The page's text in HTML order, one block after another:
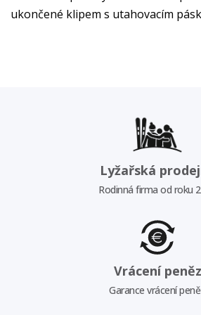
ukončené klipem s utahovacím
Lyžařská
Rodinná firma od roku
Vrácení peněz
Garance vrácení